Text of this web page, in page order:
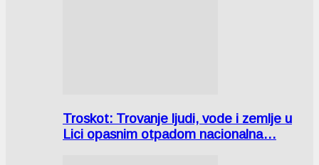
Troskot: Trovanje ljudi, vode i zemlje u
Lici opasnim otpadom nacionalna…